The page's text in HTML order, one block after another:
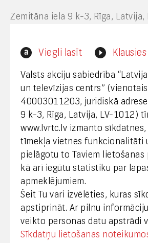
Viegli lasīt Klausies
Valsts akciju sabiedrība
un televīzijas centrs”
40003011203, juridiskā
9 k-3, Rīga, Latvija, LV-1012)
www.lvrtc.lv izmanto
tīmekļa vietnes funkcionalitāti
pielāgotu to Taviem lietošanas
kā arī iegūtu statistiku par
apmeklējumiem.
Šeit Tu vari izvēlēties, kuras
apstiprināt. Ar pilnu
veikto personas datu apstrādi
Sīkdatņu lietošanas
Zemitāna iela 9 k-3, Rīga, Latvija,
Interneta vietnes www.lvrtc.lv
Klientu apkalpošana
+371 67108787
Medijiem
+371 29665001
vineta.sprugaine@lvrtc.lv